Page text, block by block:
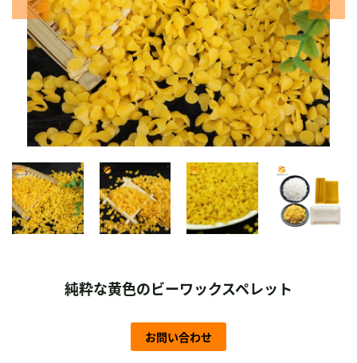
純粋な黄色のビーワックスペレット
お問い合わせ